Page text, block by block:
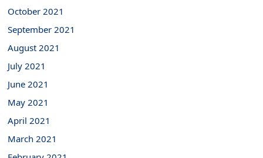
October 2021
September 2021
August 2021
July 2021
June 2021
May 2021
April 2021
March 2021